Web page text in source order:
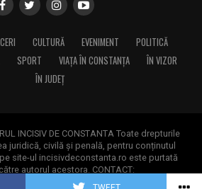
CULTURĂ EVENIMENT
POLITICĂ
SPORT VIAȚA ÎN CONSTANȚA
ÎN VIZOR
ÎN JUDEȚ
INCISIV DE CONSTANTA Toate drepturile
juridică, civilă și penală, pentru conținutul
site-ul incisivdeconstanta.ro este purtată
autorul acestora. CONTACT: